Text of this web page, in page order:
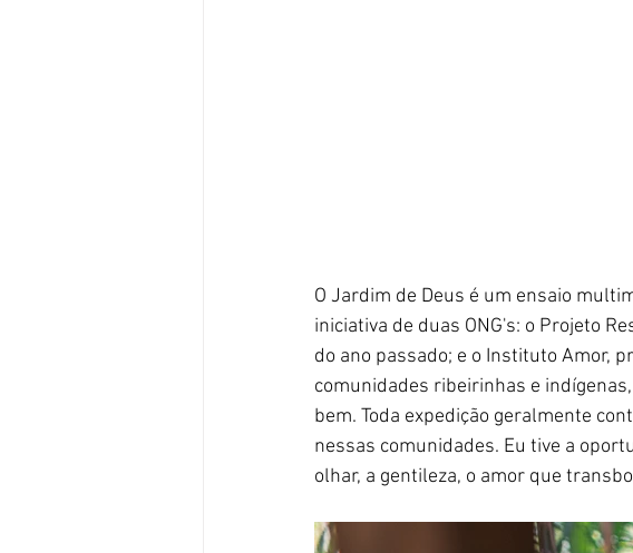
O Jardim de Deus é um ensaio
iniciativa de duas ONG's: o Projeto
do ano passado; e o Instituto Amor,
comunidades ribeirinhas e
bem. Toda expedição geralmente
nessas comunidades. Eu tive a
olhar, a gentileza, o amor que